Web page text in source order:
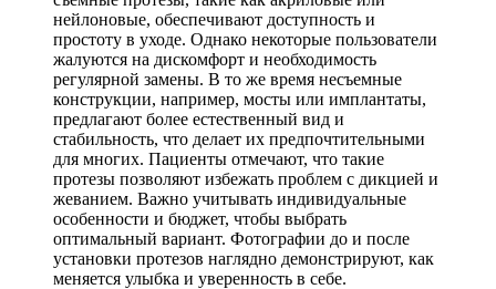
нейлоновые, обеспечивают доступность и
простоту в уходе. Однако некоторые пользователи
жалуются на дискомфорт и необходимость
регулярной замены. В то же время несъемные
конструкции, например, мосты или имплантаты,
предлагают более естественный вид и
стабильность, что делает их предпочтительными
для многих. Пациенты отмечают, что такие
протезы позволяют избежать проблем с дикцией и
жеванием. Важно учитывать индивидуальные
особенности и бюджет, чтобы выбрать
оптимальный вариант. Фотографии до и после
установки протезов наглядно демонстрируют, как
меняется улыбка и уверенность в себе.